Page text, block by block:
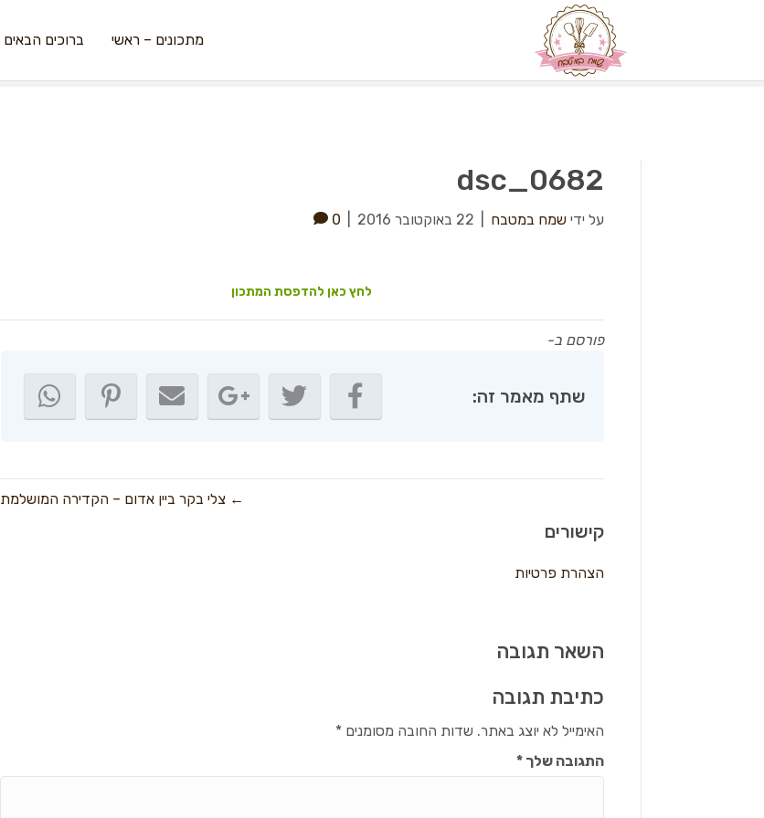
מתכונים – ראשי ברוכים הבאים
dsc_0682
על ידי שמח במטבח 22 באוקטובר 2016 0
לחץ כאן להדפסת המתכון
פורסם ב-
שתף מאמר זה:
← צלי בקר ביין אדום – הקדירה המושלמת
קישורים
הצהרת פרטיות
השאר תגובה
כתיבת תגובה
האימייל לא יוצג באתר. שדות החובה מסומנים*
התגובה שלך*